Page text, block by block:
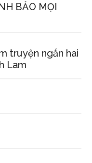
BẢO MỌI
truyện ngắn hai
Lam